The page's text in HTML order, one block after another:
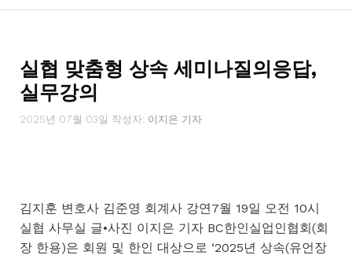
실협 맞춤형 상속 세미나질의응답,
실무강의
2025년 07월 03일 작성자: 이지은 기자
김지훈 변호사 김준영 회계사 강연7월 19일 오전 10시
실협 사무실 글•사진 이지은 기자 BC한인실업인협회(회
장 한용)은 회원 및 한인 대상으로 ‘2025년 상속(유언장